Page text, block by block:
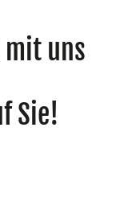
mit uns
Sie!